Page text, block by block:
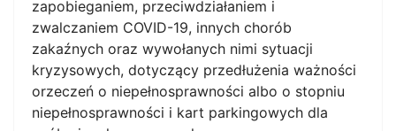
zapobieganiem, przeciwdziałaniem i
zwalczaniem COVID-19, innych chorób
zakaźnych oraz wywołanych nimi sytuacji
kryzysowych, dotyczący przedłużenia ważności
orzeczeń o niepełnosprawności albo o stopniu
niepełnosprawności i kart parkingowych dla